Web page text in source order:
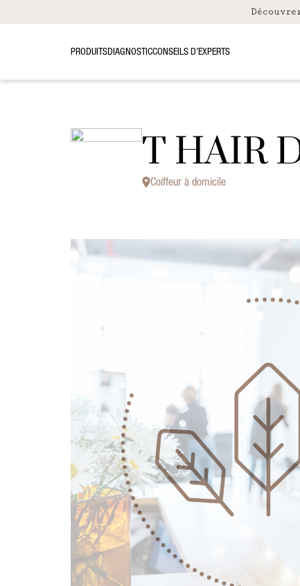
PRODUITSDIAGNOSTICCONSEILS D’EXPERTS
T HAIR
Coiffeur à domicile